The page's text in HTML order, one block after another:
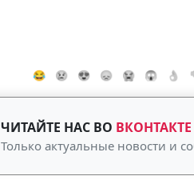
😂 😢 😍 😞 😭 😱 👌
ЧИТАЙТЕ НАС ВО ВКОНТАКТЕ
Только актуальные новости и